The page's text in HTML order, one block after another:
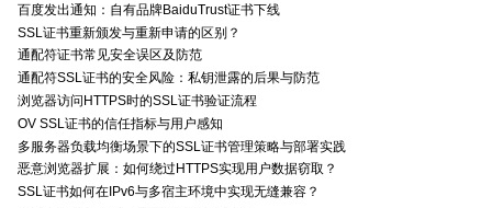
百度发出通知：自有品牌BaiduTrust证书下线
SSL证书重新颁发与重新申请的区别？
通配符证书常见安全误区及防范
通配符SSL证书的安全风险：私钥泄露的后果与防范
浏览器访问HTTPS时的SSL证书验证流程
OV SSL证书的信任指标与用户感知
多服务器负载均衡场景下的SSL证书管理策略与部署实践
恶意浏览器扩展：如何绕过HTTPS实现用户数据窃取？
SSL证书如何在IPv6与多宿主环境中实现无缝兼容？